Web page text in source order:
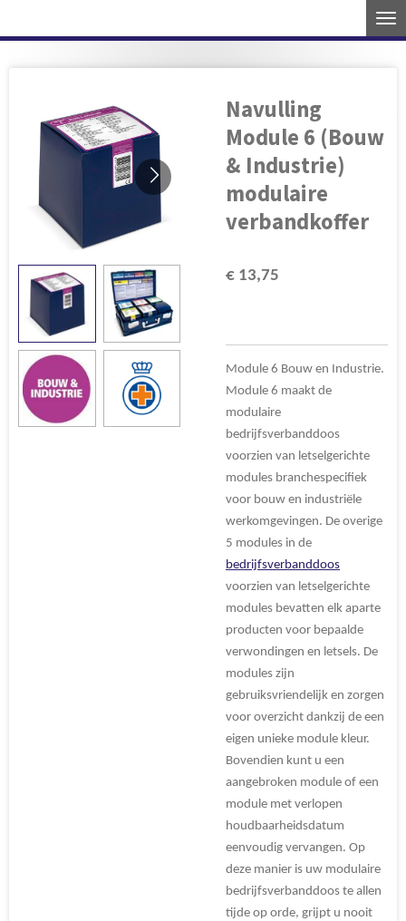
direct
Navulling
Module 6 (Bouw
& Industrie)
modulaire
verbandkoffer
€ 13,75
Module 6 Bouw en Industrie.
Module 6 maakt de
modulaire
bedrijfsverbanddoos
voorzien van letselgerichte
modules branchespecifiek
voor bouw en industriële
werkomgevingen. De overige
5 modules in de
bedrijfsverbanddoos
voorzien van letselgerichte
modules bevatten elk aparte
producten voor bepaalde
verwondingen en letsels. De
modules zijn
gebruiksvriendelijk en zorgen
voor overzicht dankzij de een
eigen unieke module kleur.
Bovendien kunt u een
aangebroken module of een
module met verlopen
houdbaarheidsdatum
eenvoudig vervangen. Op
deze manier is uw modulaire
bedrijfsverbanddoos te allen
tijde op orde, grijpt u nooit